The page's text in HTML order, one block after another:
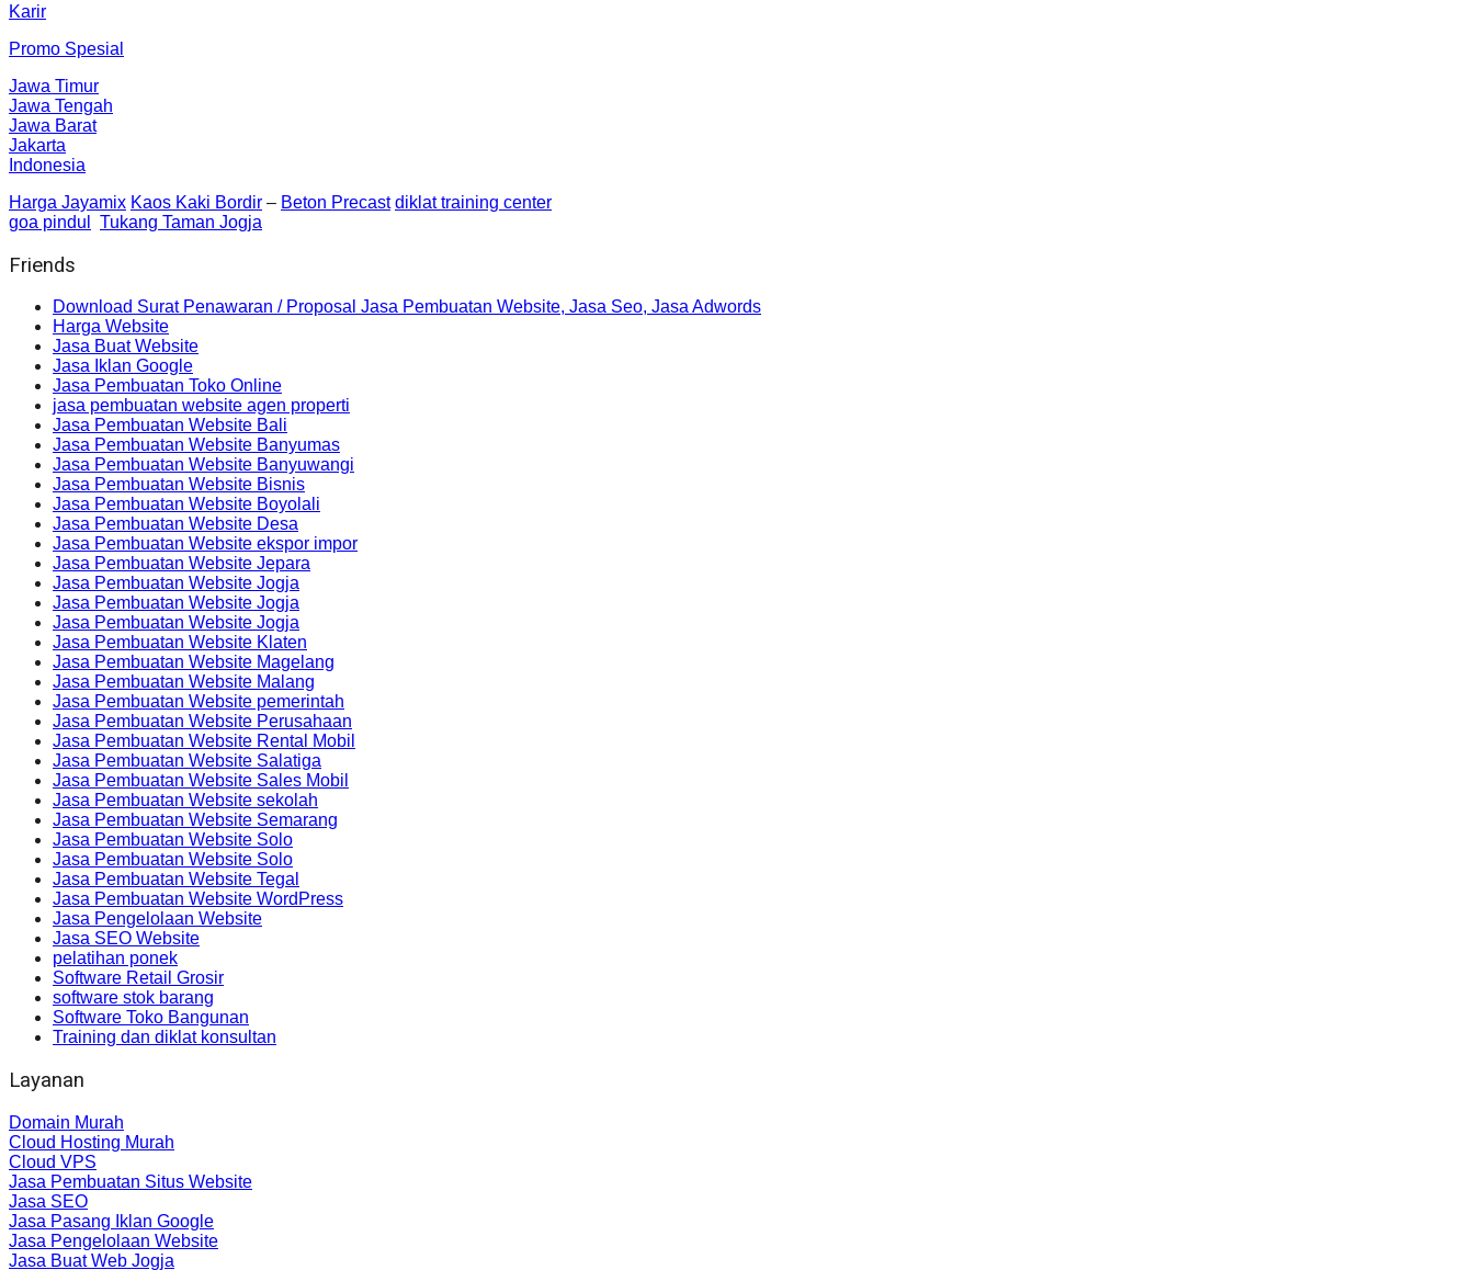
Karir
Promo Spesial
Jawa Timur
Jawa Tengah
Jawa Barat
Jakarta
Indonesia
Harga Jayamix Kaos Kaki Bordir – Beton Precast diklat training center
goa pindul
Tukang Taman Jogja
Friends
Download Surat Penawaran / Proposal Jasa Pembuatan Website, Jasa Seo, Jasa Adwords
Harga Website
Jasa Buat Website
Jasa Iklan Google
Jasa Pembuatan Toko Online
jasa pembuatan website agen properti
Jasa Pembuatan Website Bali
Jasa Pembuatan Website Banyumas
Jasa Pembuatan Website Banyuwangi
Jasa Pembuatan Website Bisnis
Jasa Pembuatan Website Boyolali
Jasa Pembuatan Website Desa
Jasa Pembuatan Website ekspor impor
Jasa Pembuatan Website Jepara
Jasa Pembuatan Website Jogja
Jasa Pembuatan Website Jogja
Jasa Pembuatan Website Jogja
Jasa Pembuatan Website Klaten
Jasa Pembuatan Website Magelang
Jasa Pembuatan Website Malang
Jasa Pembuatan Website pemerintah
Jasa Pembuatan Website Perusahaan
Jasa Pembuatan Website Rental Mobil
Jasa Pembuatan Website Salatiga
Jasa Pembuatan Website Sales Mobil
Jasa Pembuatan Website sekolah
Jasa Pembuatan Website Semarang
Jasa Pembuatan Website Solo
Jasa Pembuatan Website Solo
Jasa Pembuatan Website Tegal
Jasa Pembuatan Website WordPress
Jasa Pengelolaan Website
Jasa SEO Website
pelatihan ponek
Software Retail Grosir
software stok barang
Software Toko Bangunan
Training dan diklat konsultan
Layanan
Domain Murah
Cloud Hosting Murah
Cloud VPS
Jasa Pembuatan Situs Website
Jasa SEO
Jasa Pasang Iklan Google
Jasa Pengelolaan Website
Jasa Buat Web Jogja